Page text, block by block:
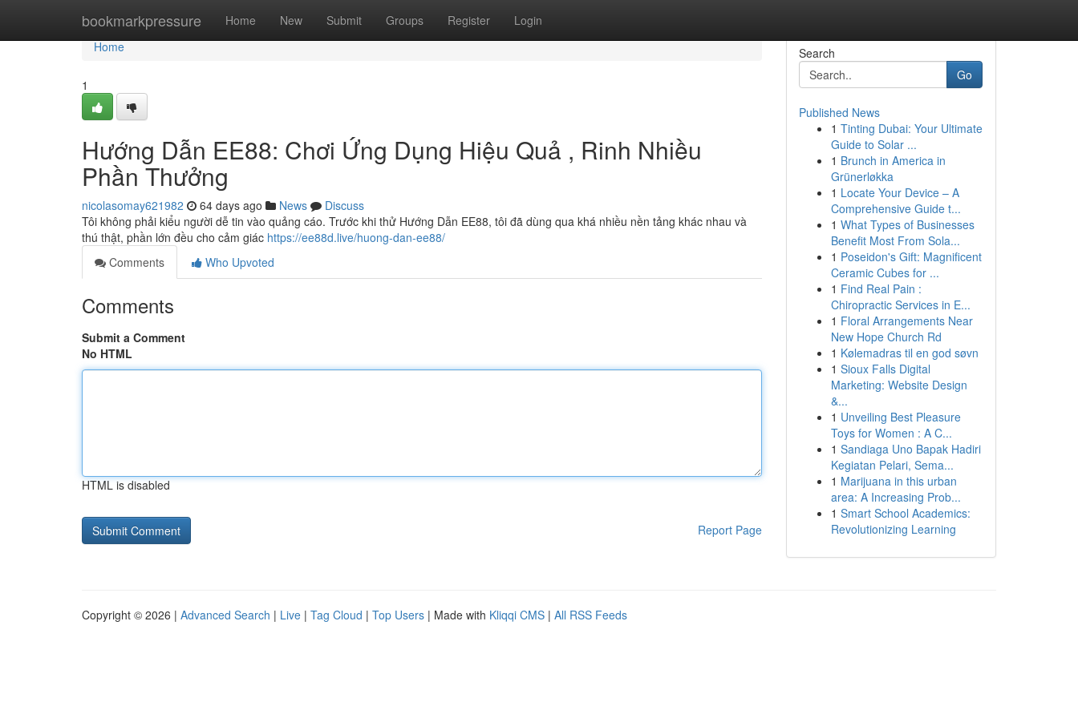
bookmarkpressure Home New Submit Groups Register Login
Home
Home
1
Hướng Dẫn EE88: Chơi Ứng Dụng Hiệu Quả , Rinh Nhiều
Phần Thưởng
nicolasomay621982 64 days ago News
Discuss
Tôi không phải kiểu người dễ tin vào quảng cáo. Trước khi thử Hướng Dẫn EE88, tôi đã dùng qua khá nhiều nền tảng khác nhau và
thú thật, phần lớn đều cho cảm giác https://ee88d.live/huong-dan-ee88/
Comments
Who Upvoted
Comments
Submit a Comment
No HTML
HTML is disabled
Report Page
Search
Go
Published News
1 Tinting Dubai: Your Ultimate
Guide to Solar ...
1 Brunch in America in
Grünerløkka
1 Locate Your Device – A
Comprehensive Guide t...
1 What Types of Businesses
Benefit Most From Sola...
1 Poseidon's Gift: Magnificent
Ceramic Cubes for ...
1 Find Real Pain :
Chiropractic Services in E...
1 Floral Arrangements Near
New Hope Church Rd
1 Kølemadras til en god søvn
1 Sioux Falls Digital
Marketing: Website Design
&...
1 Unveiling Best Pleasure
Toys for Women : A C...
1 Sandiaga Uno Bapak Hadiri
Kegiatan Pelari, Sema...
1 Marijuana in this urban
area: A Increasing Prob...
1 Smart School Academics:
Revolutionizing Learning
Copyright © 2026 | Advanced Search | Live | Tag Cloud | Top Users | Made with Kliqqi CMS | All RSS Feeds